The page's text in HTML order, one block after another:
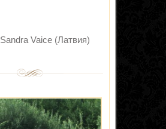
Sandra Vaice (Латвия)